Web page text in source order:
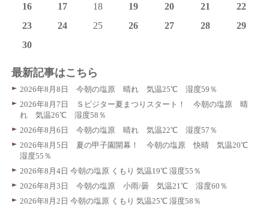
16
17 18 19 20 21
22
23
24 25 26 27 28
29
30
最新記事はこちら
2026年8月8日 今朝の塩原 晴れ 気温25℃ 湿度59％
2026年8月7日 Ｓビジター夏まつりスタート！ 今朝の塩原 晴
れ 気温26℃ 湿度58％
2026年8月6日 今朝の塩原 晴れ 気温22℃ 湿度57％
2026年8月5日 夏の甲子園開幕！ 今朝の塩原 快晴 気温20℃
湿度55％
2026年8月4日 今朝の塩原 くもり 気温19℃ 湿度55％
2026年8月3日 今朝の塩原 小雨/曇 気温21℃ 湿度60％
2026年8月2日 今朝の塩原 くもり 気温25℃ 湿度58％